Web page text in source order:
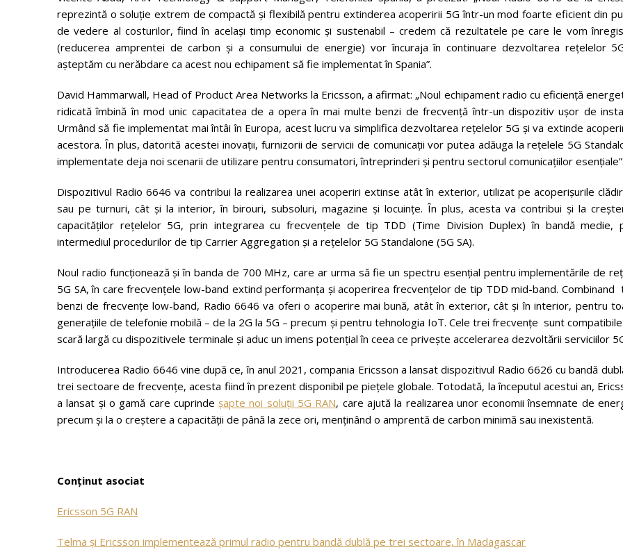
reprezintă o soluție extrem de compactă și flexibilă pentru extinderea acoperirii 5G într-un mod foarte eficient din
de vedere al costurilor, fiind în același timp economic și sustenabil – credem că rezultatele pe care le vom
(reducerea amprentei de carbon și a consumului de energie) vor încuraja în continuare dezvoltarea rețelelor
așteptăm cu nerăbdare ca acest nou echipament să fie implementat în Spania”.
David Hammarwall, Head of Product Area Networks la Ericsson, a afirmat: „Noul echipament radio cu eficiență
ridicată îmbină în mod unic capacitatea de a opera în mai multe benzi de frecvență într-un dispozitiv ușor de
Urmând să fie implementat mai întâi în Europa, acest lucru va simplifica dezvoltarea rețelelor 5G și va extinde
acestora. În plus, datorită acestei inovații, furnizorii de servicii de comunicații vor putea adăuga la rețelele 5G
implementate deja noi scenarii de utilizare pentru consumatori, întreprinderi și pentru sectorul comunicațiilor
Dispozitivul Radio 6646 va contribui la realizarea unei acoperiri extinse atât în exterior, utilizat pe acoperișurile
sau pe turnuri, cât și la interior, în birouri, subsoluri, magazine și locuințe. În plus, acesta va contribui și la
capacităților rețelelor 5G, prin integrarea cu frecvențele de tip TDD (Time Division Duplex) în bandă medie,
intermediul procedurilor de tip Carrier Aggregation și a rețelelor 5G Standalone (5G SA).
Noul radio funcționează și în banda de 700 MHz, care ar urma să fie un spectru esențial pentru implementările de
5G SA, în care frecvențele low-band extind performanța și acoperirea frecvențelor de tip TDD mid-band. Combinand
benzi de frecvențe low-band, Radio 6646 va oferi o acoperire mai bună, atât în ​​exterior, cât și în interior, pentru
generațiile de telefonie mobilă – de la 2G la 5G – precum și pentru tehnologia IoT. Cele trei frecvențe sunt
scară largă cu dispozitivele terminale și aduc un imens potențial în ceea ce privește accelerarea dezvoltării serviciilor
Introducerea Radio 6646 vine după ce, în anul 2021, compania Ericsson a lansat dispozitivul Radio 6626 cu bandă
trei sectoare de frecvențe, acesta fiind în prezent disponibil pe piețele globale. Totodată, la începutul acestui an,
a lansat și o gamă care cuprindeșapte noi soluții 5G RAN, care ajută la realizarea unor economii însemnate de
precum și la o creștere a capacității de până la zece ori, menținând o amprentă de carbon minimă sau inexistentă.
Conținut asociat
Ericsson 5G RAN
Telma și Ericsson implementează primul radio pentru bandă dublă pe trei sectoare, în Madagascar